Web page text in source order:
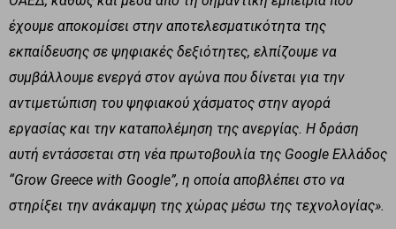
έχουμε αποκομίσει στην αποτελεσματικότητα της
εκπαίδευσης σε ψηφιακές δεξιότητες, ελπίζουμε να
συμβάλλουμε ενεργά στον αγώνα που δίνεται για την
αντιμετώπιση του ψηφιακού χάσματος στην αγορά
εργασίας και την καταπολέμηση της ανεργίας. Η δράση
αυτή εντάσσεται στη νέα πρωτοβουλία της Google Ελλάδος
“Grow Greece with Google”, η οποία αποβλέπει στο να
στηρίξει την ανάκαμψη της χώρας μέσω της τεχνολογίας».